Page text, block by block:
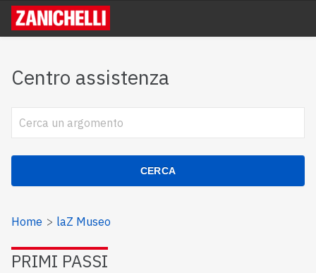
Centro assistenza
CERCA
Home laZ Museo
PRIMI PASSI